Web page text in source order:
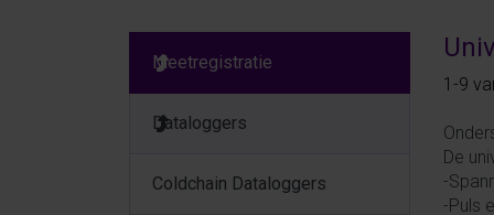
Meetregistratie
Dataloggers
Coldchain Dataloggers
1-9
De
-
-Puls